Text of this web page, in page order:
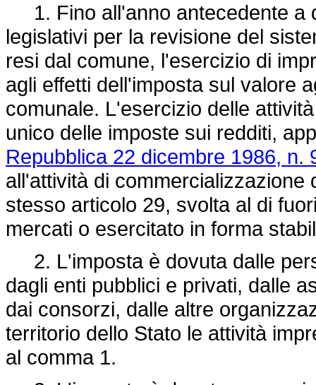
1. Fino all'anno antecedente a
legislativi per la revisione del
resi dal comune, l'esercizio di
agli effetti dell'imposta sul valore
comunale. L'esercizio delle
unico delle imposte sui redditi,
Repubblica 22 dicembre 1986, n.
all'attività di commercializzazione
stesso articolo 29, svolta al di
mercati o esercitato in forma
2. L'imposta è dovuta dalle
dagli enti pubblici e privati, dalle
dai consorzi, dalle altre
territorio dello Stato le attività
al comma 1.